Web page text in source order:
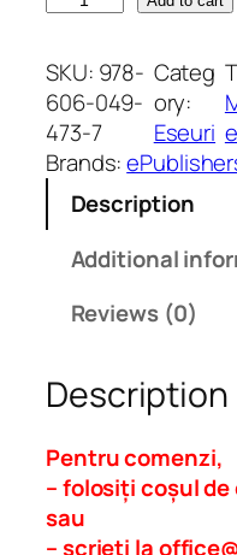
c
e
p
u
t
.
s
e
u
r
SKU: 978-
606-049-
473-7
Categ
ory:
Eseuri
Brands:
Description
Additional
Reviews (0)
Description
Pentru comenzi,
– folosiți coșul
sau
– scrieți la